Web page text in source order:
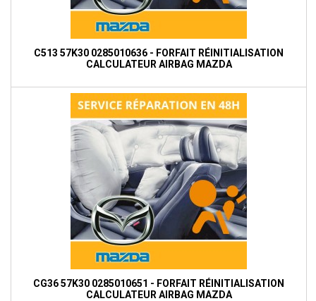
C513 57K30 0285010636 - FORFAIT RÉINITIALISATION
CALCULATEUR AIRBAG MAZDA
CG36 57K30 0285010651 - FORFAIT RÉINITIALISATION
CALCULATEUR AIRBAG MAZDA